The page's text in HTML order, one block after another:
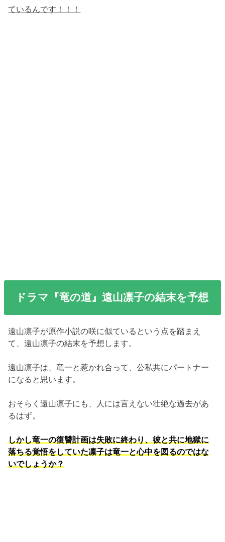
ているんです！！！
ドラマ『竜の道』遠山凛子の結末を予想
遠山凛子が原作小説の咲に似ているという点を踏まえ
て、遠山凛子の結末を予想します。
遠山凛子は、竜一と惹かれ合って、公私共にパートナー
になると思います。
おそらく遠山凛子にも、人には言えない壮絶な過去があ
るはず。
しかし竜一の復讐計画は失敗に終わり、彼と共に地獄に
落ちる覚悟をしていた凛子は竜一と心中を図るのではな
いでしょうか？